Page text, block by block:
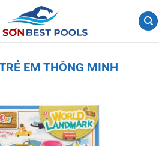
EM THÔNG MINH